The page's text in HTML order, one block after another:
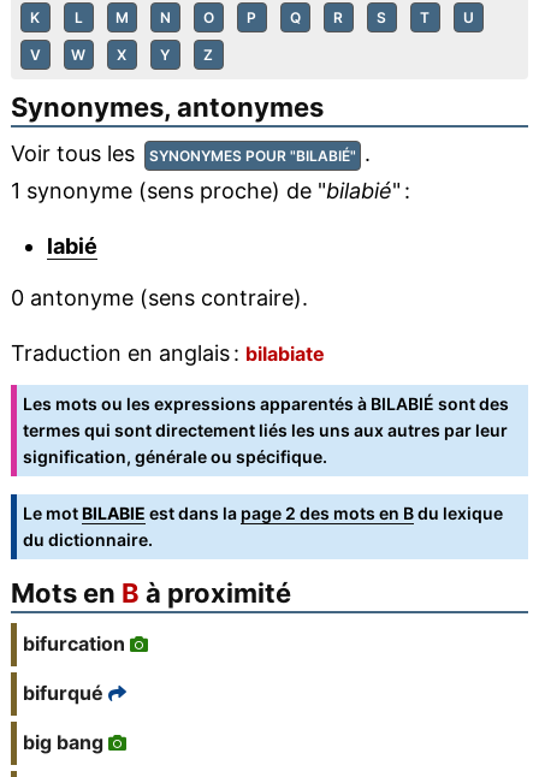
K L M N O P Q R S T U
V W X Y Z
Synonymes, antonymes
Voir tous les SYNONYMES POUR "BILABIÉ" .
1 synonyme (sens proche) de "bilabié" :
labié
0 antonyme (sens contraire).
Traduction en anglais : bilabiate
Les mots ou les expressions apparentés à BILABIÉ sont des
termes qui sont directement liés les uns aux autres par leur
signification, générale ou spécifique.
Le motBILABIE est dans la page 2 des mots en Bdu lexique
du dictionnaire.
Mots en B à proximité
bifurcation
bifurqué
big bang